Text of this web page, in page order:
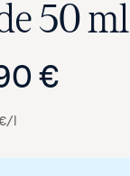
50 ml
€
l